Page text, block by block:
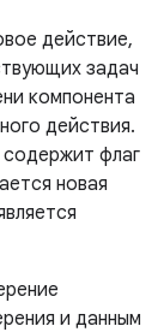
действие,
задач
компонента
действия.
содержит флаг
новая
и данным